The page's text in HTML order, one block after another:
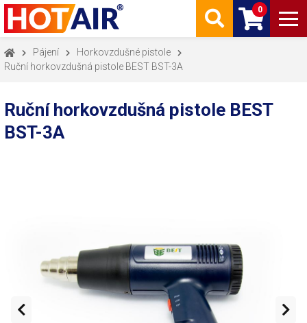
0
Pájení
Horkovzdušné pistole
Ruční horkovzdušná pistole BEST BST-3A
Ruční horkovzdušná pistole BEST
BST-3A